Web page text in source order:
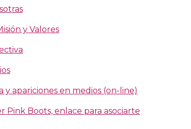
y Valores
y apariciones en medios (on-line)
Pink Boots, enlace para asociarte